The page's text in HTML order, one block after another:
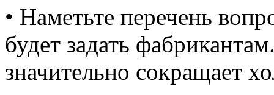
• Наметьте перечень
будет задать
значительно сокращает